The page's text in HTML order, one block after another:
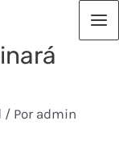
/ Por admin